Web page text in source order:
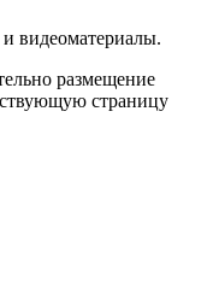
видеоматериалы.
размещение
страницу